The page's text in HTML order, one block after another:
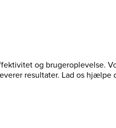
og brugeroplevelse.
resultater. Lad os